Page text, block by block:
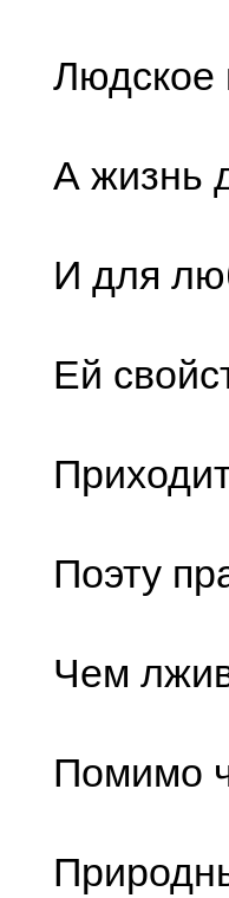
Людское
А жизнь
И для
Ей
Поэту
Чем
Помимо